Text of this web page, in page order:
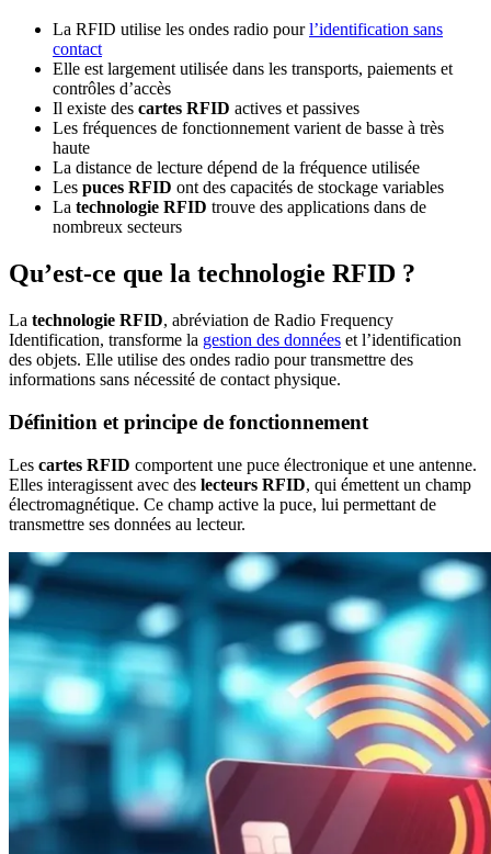
La RFID utilise les ondes radio pourl’identification sans
contact
Elle est largement utilisée dans les transports, paiements et
contrôles d’accès
Il existe des cartes RFID actives et passives
Les fréquences de fonctionnement varient de basse à très
haute
La distance de lecture dépend de la fréquence utilisée
Les puces RFID ont des capacités de stockage variables
La technologie RFID trouve des applications dans de
nombreux secteurs
Qu’est-ce que la technologie RFID ?
La technologie RFID, abréviation de Radio Frequency
Identification, transforme la gestion des données et l’identification
des objets. Elle utilise des ondes radio pour transmettre des
informations sans nécessité de contact physique.
Définition et principe de fonctionnement
Les cartes RFID comportent une puce électronique et une antenne.
Elles interagissent avec des lecteurs RFID, qui émettent un champ
électromagnétique. Ce champ active la puce, lui permettant de
transmettre ses données au lecteur.